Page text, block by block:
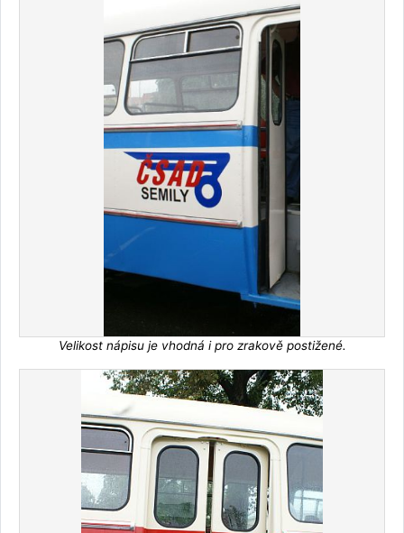
Velikost nápisu je vhodná i pro zrakově postižené.